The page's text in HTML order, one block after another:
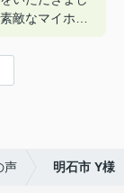
敵なマイホー
声 明石市 Y様